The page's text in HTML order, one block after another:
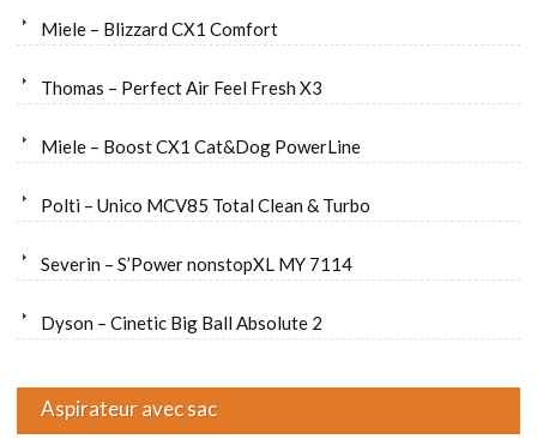
Miele – Blizzard CX1 Comfort
Thomas – Perfect Air Feel Fresh X3
Miele – Boost CX1 Cat&Dog PowerLine
Polti – Unico MCV85 Total Clean & Turbo
Severin – S’Power nonstopXL MY 7114
Dyson – Cinetic Big Ball Absolute 2
Aspirateur avec sac